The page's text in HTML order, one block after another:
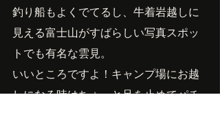
釣り船もよくでてるし、牛着岩越しに
見える富士山がすばらしい写真スポッ
トでも有名な雲見。
いいところですよ！キャンプ場にお越
しになる時はちょっと足を止めてパチ